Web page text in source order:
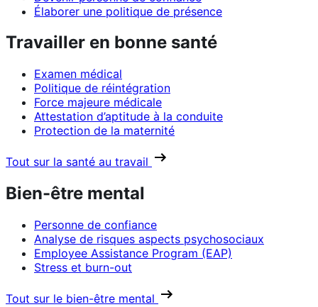
Élaborer une politique de présence
Travailler en bonne santé
Examen médical
Politique de réintégration
Force majeure médicale
Attestation d’aptitude à la conduite
Protection de la maternité
Tout sur la santé au travail
Bien-être mental
Personne de confiance
Analyse de risques aspects psychosociaux
Employee Assistance Program (EAP)
Stress et burn-out
Tout sur le bien-être mental